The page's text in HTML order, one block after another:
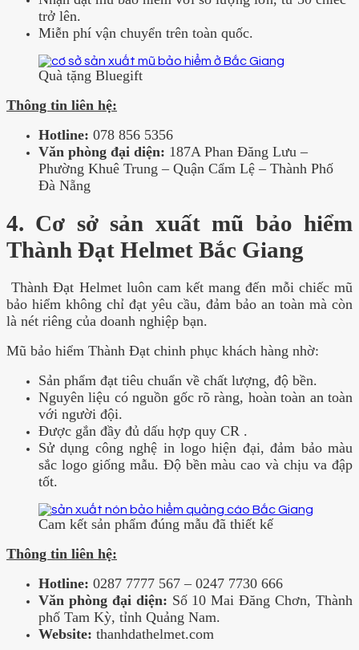
trở lên.
Miễn phí vận chuyển trên toàn quốc.
Quà tặng Bluegift
Thông tin liên hệ:
Hotline: 078 856 5356
Văn phòng đại diện: 187A Phan Ðăng Lưu –
Phường Khuê Trung – Quận Cẩm Lệ – Thành Phố
Ðà Nẵng
4. Cơ sở sản xuất mũ bảo hiểm
Thành Đạt Helmet Bắc Giang
Thành Đạt Helmet luôn cam kết mang đến mỗi chiếc mũ
bảo hiểm không chỉ đạt yêu cầu, đảm bảo an toàn mà còn
là nét riêng của doanh nghiệp bạn.
Mũ bảo hiểm Thành Đạt chinh phục khách hàng nhờ:
Sản phẩm đạt tiêu chuẩn về chất lượng, độ bền.
Nguyên liệu có nguồn gốc rõ ràng, hoàn toàn an toàn
với người đội.
Được gắn đầy đủ dấu hợp quy CR .
Sử dụng công nghệ in logo hiện đại, đảm bảo màu
sắc logo giống mẫu. Độ bền màu cao và chịu va đập
tốt.
Cam kết sản phẩm đúng mẫu đã thiết kế
Thông tin liên hệ:
Hotline: 0287 7777 567 – 0247 7730 666
Văn phòng đại diện: Số 10 Mai Đăng Chơn, Thành
phố Tam Kỳ, tỉnh Quảng Nam.
Website: thanhdathelmet.com